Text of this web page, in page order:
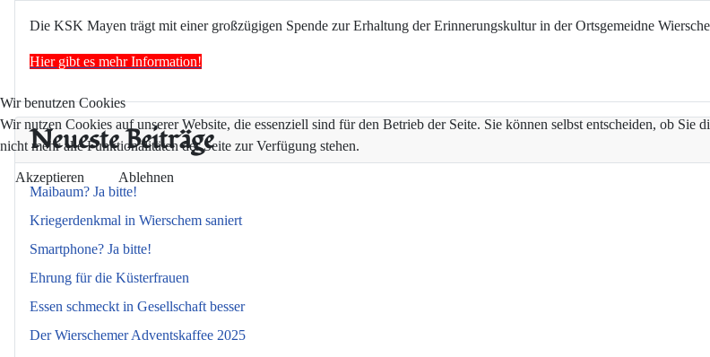
Die KSK Mayen trägt mit einer großzügigen Spende zur Erhaltung der Erinnerungskultur in der Ortsgemeidne
Hier gibt es mehr Information!
Neueste Beiträge
Maibaum? Ja bitte!
Kriegerdenkmal in Wierschem saniert
Smartphone? Ja bitte!
Ehrung für die Küsterfrauen
Essen schmeckt in Gesellschaft besser
Der Wierschemer Adventskaffee 2025
Wir benutzen Cookies
Wir nutzen Cookies auf unserer Website, die essenziell sind für den Betrieb der Seite. Sie können selbst entscheiden, ob
nicht mehr alle Funktionalitäten der Seite zur Verfügung stehen.
Akzeptieren Ablehnen